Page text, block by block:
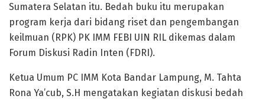
Sumatera Selatan itu. Bedah buku itu merupakan
program kerja dari bidang riset dan pengembangan
keilmuan (RPK) PK IMM FEBI UIN RIL dikemas dalam
Forum Diskusi Radin Inten (FDRI).
Ketua Umum PC IMM Kota Bandar Lampung, M. Tahta
Rona Ya’cub, S.H mengatakan kegiatan diskusi bedah